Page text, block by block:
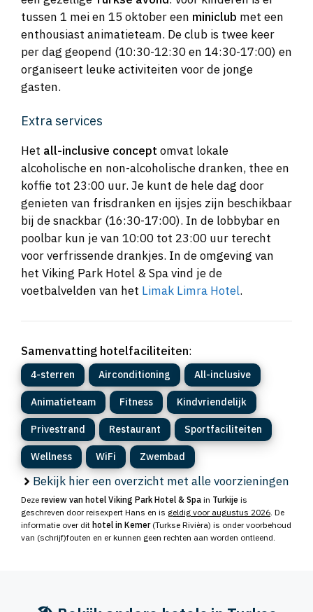
tussen 1 mei en 15 oktober een miniclub met een
enthousiast animatieteam. De club is twee keer
per dag geopend (10:30-12:30 en 14:30-17:00) en
organiseert leuke activiteiten voor de jonge
gasten.
Extra services
Het all-inclusive concept omvat lokale
alcoholische en non-alcoholische dranken, thee en
koffie tot 23:00 uur. Je kunt de hele dag door
genieten van frisdranken en ijsjes zijn beschikbaar
bij de snackbar (16:30-17:00). In de lobbybar en
poolbar kun je van 10:00 tot 23:00 uur terecht
voor verfrissende drankjes. In de omgeving van
het Viking Park Hotel & Spa vind je de
voetbalvelden van het Limak Limra Hotel.
Samenvatting hotelfaciliteiten:
4-sterren Airconditioning All-inclusive
Animatieteam Fitness Kindvriendelijk
Privestrand Restaurant Sportfaciliteiten
Wellness WiFi Zwembad
Bekijk hier een overzicht met alle voorzieningen
Deze review van hotel Viking Park Hotel & Spa in Turkije is
geschreven door reisexpert Hans en is geldig voor augustus 2026. De
informatie over dit hotel in Kemer(Turkse Rivièra) is onder voorbehoud
van (schrijf)fouten en er kunnen geen rechten aan worden ontleend.